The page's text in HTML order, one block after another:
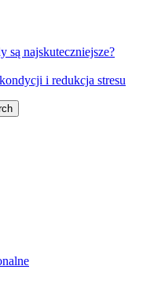
są najskuteczniejsze?
i redukcja stresu